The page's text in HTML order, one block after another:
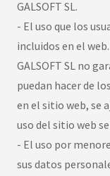
GALSOFT SL.
- El uso que los
incluidos en el
GALSOFT SL no
puedan hacer de
en el sitio web, se
uso del sitio web
- El uso por
sus datos